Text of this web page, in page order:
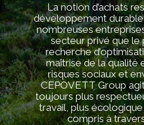
La notion d’achats
développement
nombreuses
secteur privé que le
recherche
maîtrise de la qualité
risques sociaux et
CEPOVETT Group
toujours plus
travail, plus
compris à